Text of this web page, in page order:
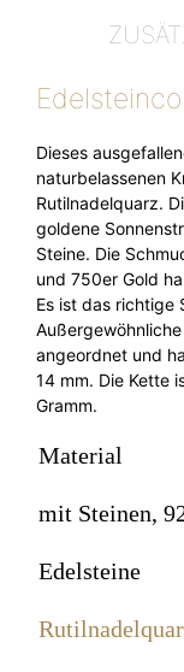
Dieses
naturbelassenen
Rutilnadelquarz.
goldene
Steine. Die
und 750er Gold
Es ist das richtige
angeordnet und
14 mm. Die Kette
Gramm.
Material
mit Steinen,
Edelsteine